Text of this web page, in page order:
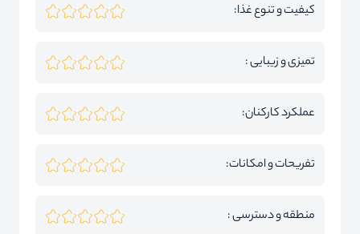
کیفیت و تنوع غذا:
تمیزی و زیبایی :
عملکرد کارکنان:
تفریحات و امکانات:
منطقه و دسترسی :